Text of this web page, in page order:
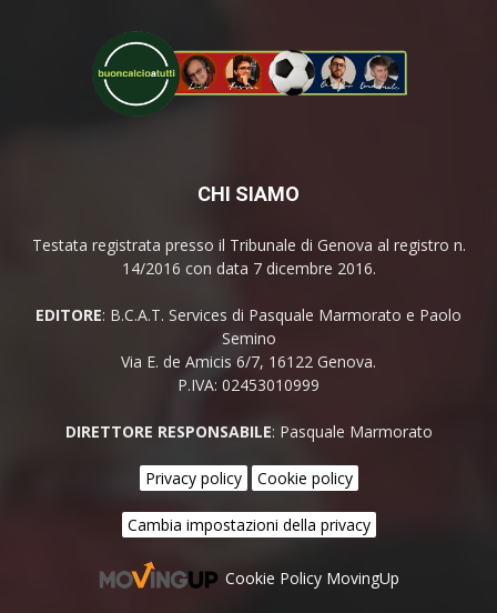
CHI SIAMO
Testata registrata presso il Tribunale di Genova al registro n.
14/2016 con data 7 dicembre 2016.
EDITORE: B.C.A.T. Services di Pasquale Marmorato e Paolo
Semino
Via E. de Amicis 6/7, 16122 Genova.
P.IVA: 02453010999
DIRETTORE RESPONSABILE: Pasquale Marmorato
Privacy policy Cookie policy
Cambia impostazioni della privacy
Cookie Policy MovingUp